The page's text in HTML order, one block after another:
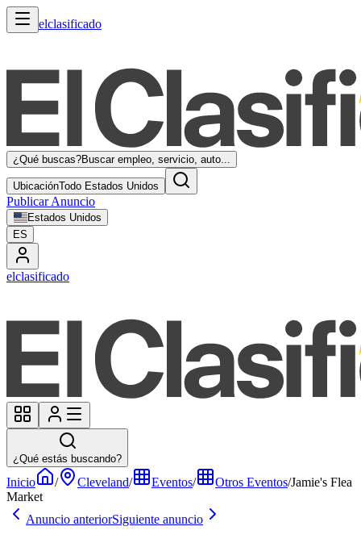
elclasificado
¿Qué buscas?Buscar empleo, servicio, auto...
UbicaciónTodo Estados Unidos
Publicar Anuncio
Estados Unidos
ES
elclasificado
¿Qué estás buscando?
Inicio / Cleveland/ Eventos/ Otros Eventos/Jamie's Flea
Market
Anuncio anteriorSiguiente anuncio